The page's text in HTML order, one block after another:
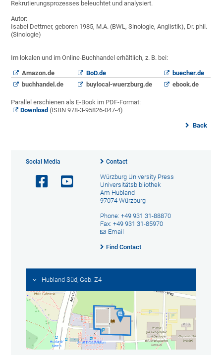
Rekrutierungsprozesses beleuchtet und analysiert.
Autor:
Isabel Dettmer, geboren 1985, M.A. (BWL, Sinologie, Anglistik), Dr. phil.
(Sinologie)
Im lokalen und im Online-Buchhandel erhältlich, z. B. bei:
Amazon.de BoD.de
buecher.de
buchhandel.de
buylocal-wuerzburg.de ebook.de
Parallel erschienen als E-Book im PDF-Format:
Download (ISBN 978-3-95826-047-4)
Back
Social Media Contact
Würzburg University Press
Universitätsbibliothek
Am Hubland
97074 Würzburg
Phone: +49 931 31-88870
Fax: +49 931 31-85970
Email
Find Contact
Hubland Süd, Geb. Z4